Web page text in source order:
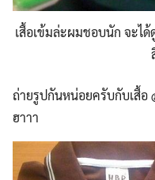
เสื้อเข้มล่ะผมชอบนัก จะได้
ถ่ายรูปกันหน่อยครับกับเสื้อ
ฮาาา